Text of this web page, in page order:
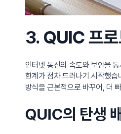
3. QUIC 프로
인터넷 통신의 속도와 보안을
한계가 점차 드러나기 시작했
방식을 근본적으로 바꾸어, 더
QUIC의 탄생